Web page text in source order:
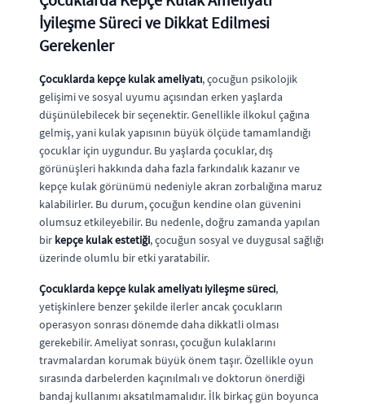
İyileşme Süreci ve Dikkat Edilmesi
Gerekenler
Çocuklarda kepçe kulak ameliyatı, çocuğun psikolojik
gelişimi ve sosyal uyumu açısından erken yaşlarda
düşünülebilecek bir seçenektir. Genellikle ilkokul çağına
gelmiş, yani kulak yapısının büyük ölçüde tamamlandığı
çocuklar için uygundur. Bu yaşlarda çocuklar, dış
görünüşleri hakkında daha fazla farkındalık kazanır ve
kepçe kulak görünümü nedeniyle akran zorbalığına maruz
kalabilirler. Bu durum, çocuğun kendine olan güvenini
olumsuz etkileyebilir. Bu nedenle, doğru zamanda yapılan
bir kepçe kulak estetiği, çocuğun sosyal ve duygusal sağlığı
üzerinde olumlu bir etki yaratabilir.
Çocuklarda kepçe kulak ameliyatı iyileşme süreci,
yetişkinlere benzer şekilde ilerler ancak çocukların
operasyon sonrası dönemde daha dikkatli olması
gerekebilir. Ameliyat sonrası, çocuğun kulaklarını
travmalardan korumak büyük önem taşır. Özellikle oyun
sırasında darbelerden kaçınılmalı ve doktorun önerdiği
bandaj kullanımı aksatılmamalıdır. İlk birkaç gün boyunca